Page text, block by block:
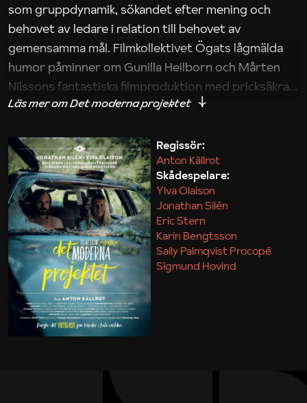
som gruppdynamik, sökandet efter mening och
behovet av ledare i relation till behovet av
gemensamma mål. Filmkollektivet Ögats lågmälda
humor påminner om Gunilla Heilborn och Mårten
Nilssons fantastiska filmproduktion med pricksäkra
iakttagelser om hur svårt det kan vara att omsätta
Maja Kekonius
Regissör:
Anton Källrot
Skådespelare:
Ylva Olaison
Jonathan Silén
Eric Stern
Karin Bengtsson
Sally Palmqvist Procopé
Sigmund Hovind